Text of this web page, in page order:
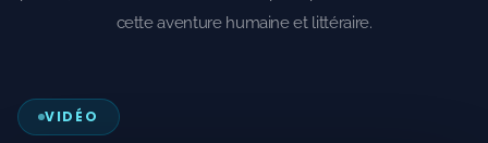
cette aventure humaine et littéraire.
VIDÉO